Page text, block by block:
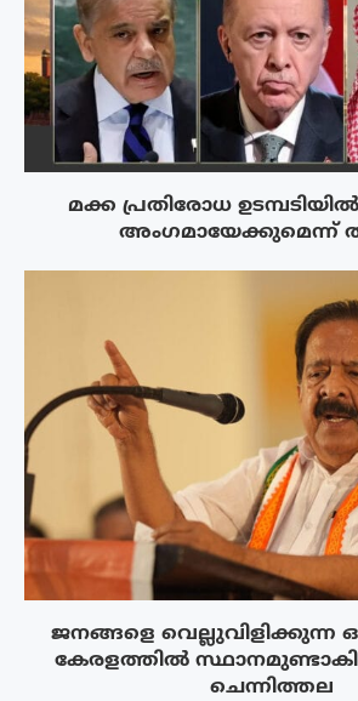
മക്ക പ്രതിരോധ
അംഗമായേക്കുമെന്ന്
ജനങ്ങളെ വെല്ലുവിളിക്കുന്ന
കേരളത്തിൽ
ചെന്നിത്തല